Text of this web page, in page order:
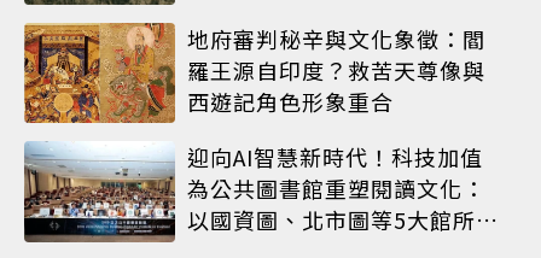
地府審判秘辛與文化象徵：閻
羅王源自印度？救苦天尊像與
西遊記角色形象重合
迎向AI智慧新時代！科技加值
為公共圖書館重塑閱讀文化：
以國資圖、北市圖等5大館所為